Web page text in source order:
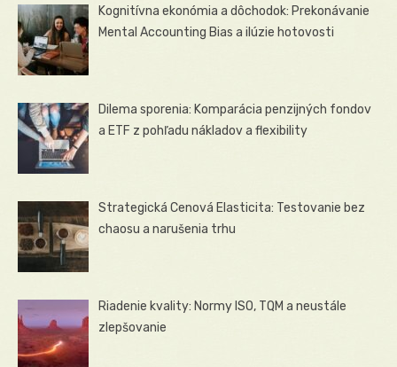
Kognitívna ekonómia a dôchodok: Prekonávanie
Mental Accounting Bias a ilúzie hotovosti
Dilema sporenia: Komparácia penzijných fondov
a ETF z pohľadu nákladov a flexibility
Strategická Cenová Elasticita: Testovanie bez
chaosu a narušenia trhu
Riadenie kvality: Normy ISO, TQM a neustále
zlepšovanie